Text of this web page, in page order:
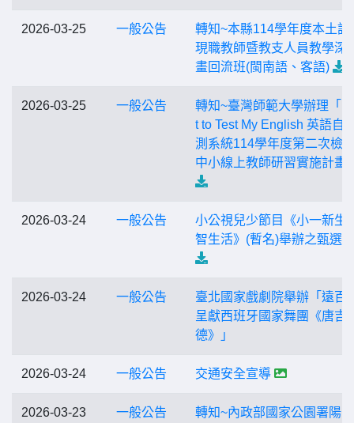
2026-03-25 一般公告
轉知~本縣114學年度本土語
現職教師暨教支人員教學深
畫回流班(閩南語、客語)
2026-03-25 一般公告
轉知~臺灣師範大學辦理「I
t to Test My English 英語自
測系統114學年度第二次檢
中小線上教師研習實施計畫
2026-03-24 一般公告
小公視兒少節目《小一新生
智生活》(暫名)舉辦之甄選
2026-03-24 一般公告
臺北國家戲劇院舉辦「遠百
呈獻西班牙國家舞團《唐吉
德》」
2026-03-24 一般公告 交通安全宣導
2026-03-23 一般公告
轉知~內政部國家公園署陽